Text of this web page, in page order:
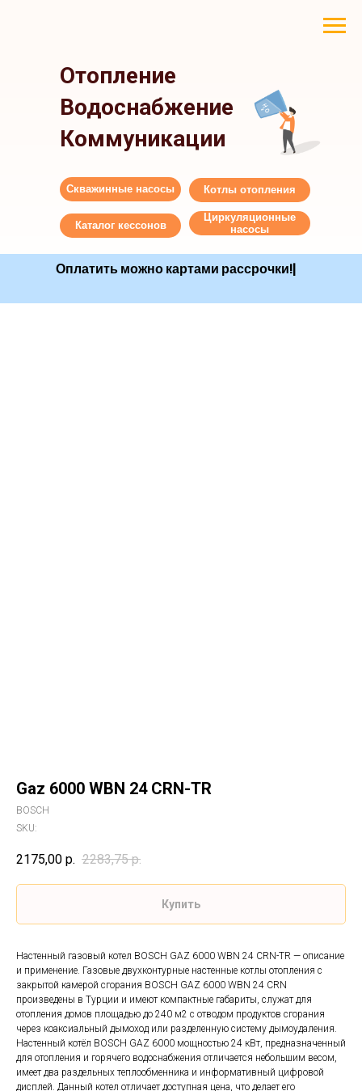
Отопление
Водоснабжение
Коммуникации
Оплатить можно картами рассро|
Скважинные насосы
Каталог кессонов
Циркуляционные
насосы
Котлы отопления
Gaz 6000 WBN 24 CRN-TR
BOSCH
SKU:
2175,00 р. 2283,75 р.
Купить
Настенный газовый котел BOSCH GAZ 6000 WBN 24 CRN-TR — описание
и применение. Газовые двухконтурные настенные котлы отопления с
закрытой камерой сгорания BOSCH GAZ 6000 WBN 24 CRN
произведены в Турции и имеют компактные габариты, служат для
отопления домов площадью до 240 м2 с отводом продуктов сгорания
через коаксиальный дымоход или разделенную систему дымоудаления.
Настенный котёл BOSCH GAZ 6000 мощностью 24 кВт, предназначенный
для отопления и горячего водоснабжения отличается небольшим весом,
имеет два раздельных теплообменника и информативный цифровой
дисплей. Данный котел отличает доступная цена, что делает его